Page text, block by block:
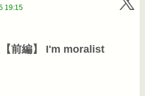
19:15
前編】 I'm moralist